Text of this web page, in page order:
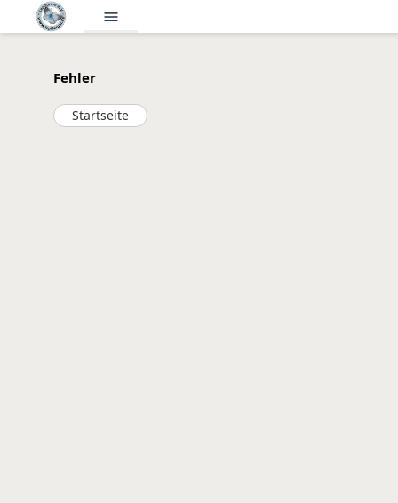
menu
Fehler
Startseite